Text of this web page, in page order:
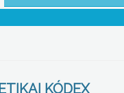
ETIKAI KÓDEX